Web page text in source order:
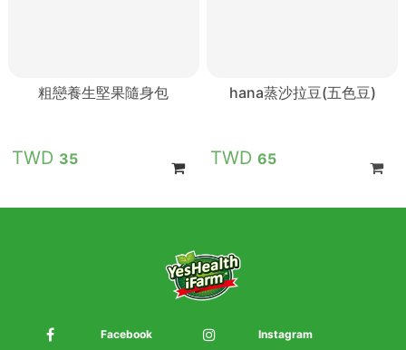
粗戀養生堅果隨身包
35
hana蒸沙拉豆(五色豆)
65
Facebook
Instagram